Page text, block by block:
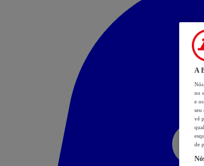
A
no
e
seu
vê
de